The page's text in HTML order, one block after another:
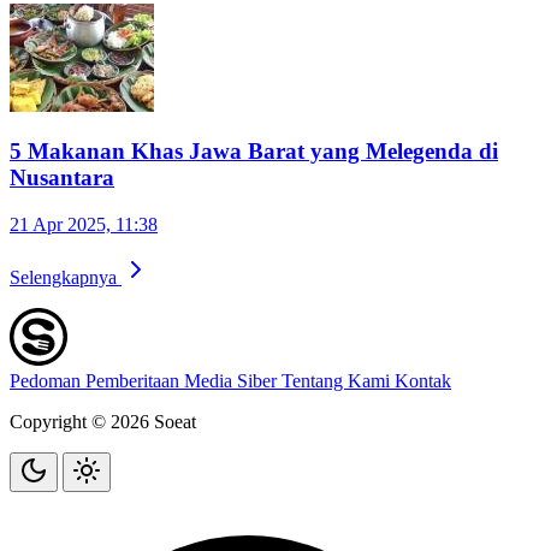
5 Makanan Khas Jawa Barat yang Melegenda di
Nusantara
21 Apr 2025, 11:38
Selengkapnya
Pedoman Pemberitaan Media SiberTentang Kami Kontak
Copyright © 2026 Soeat